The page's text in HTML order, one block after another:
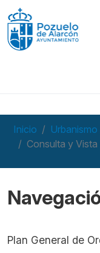
Pasar al contenido
Inicio
Consulta y
Plan General de